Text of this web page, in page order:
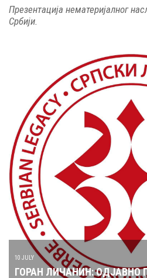
Презентација нематеријалног
Србији.
10 JULY
ГОРАН ЛИЧАНИН: ОДЈАВНО